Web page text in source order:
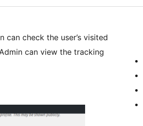
check the user’s visited
can view the tracking